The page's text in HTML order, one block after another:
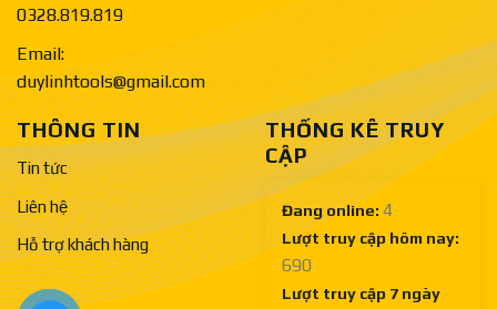
0328.819.819
Email:
duylinhtools@gmail.com
THÔNG TIN
Tin tức
Liên hệ
Hỗ trợ khách hàng
THỐNG KÊ TRUY
CẬP
Đang online: 4
Lượt truy cập hôm nay:
690
Lượt truy cập 7 ngày